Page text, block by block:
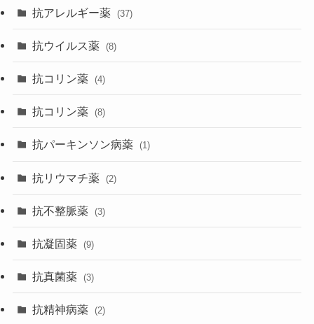
抗アレルギー薬 (37)
抗ウイルス薬 (8)
抗コリン薬 (4)
抗コリン薬 (8)
抗パーキンソン病薬 (1)
抗リウマチ薬 (2)
抗不整脈薬 (3)
抗凝固薬 (9)
抗真菌薬 (3)
抗精神病薬 (2)